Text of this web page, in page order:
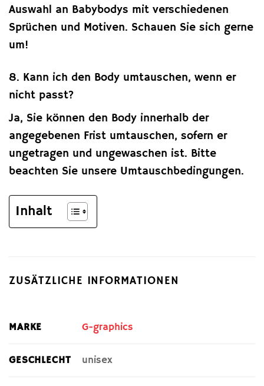
Auswahl an Babybodys mit verschiedenen
Sprüchen und Motiven. Schauen Sie sich gerne
um!
8. Kann ich den Body umtauschen, wenn er
nicht passt?
Ja, Sie können den Body innerhalb der
angegebenen Frist umtauschen, sofern er
ungetragen und ungewaschen ist. Bitte
beachten Sie unsere Umtauschbedingungen.
Inhalt
ZUSÄTZLICHE INFORMATIONEN
MARKE G-graphics
GESCHLECHT unisex